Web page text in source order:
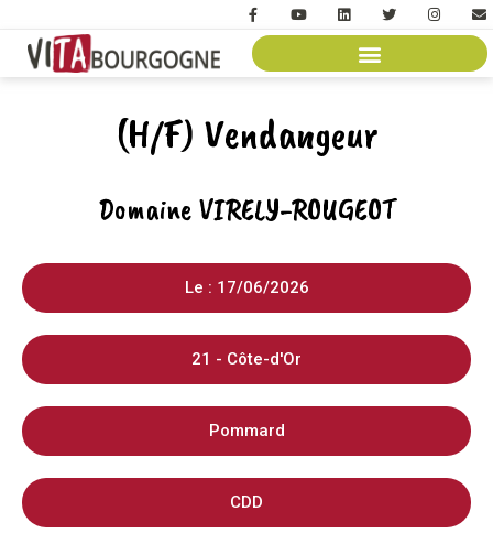
(H/F) Vendangeur
Domaine VIRELY-ROUGEOT
Le : 17/06/2026
21 - Côte-d'Or
Pommard
CDD